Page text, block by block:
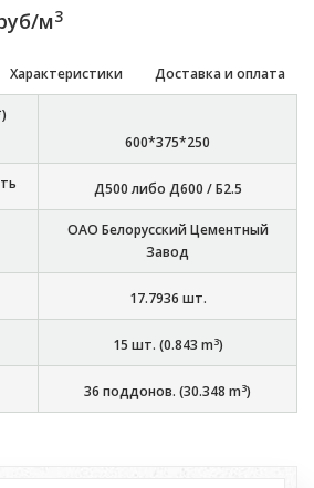
м3
Характеристики Доставка и оплата
600*375*250
Д500 либо Д600 / Б2.5
ОАО Белорусский Цементный
Завод
17.7936 шт.
15 шт. (0.843 m3)
36 поддонов. (30.348 m3)